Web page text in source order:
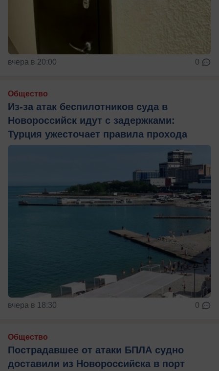
вчера в 20:00 0
Общество
Из‑за атак беспилотников суда в
Новороссийск идут с задержками:
Турция ужесточает правила прохода
вчера в 18:30 0
Общество
Пострадавшее от атаки БПЛА судно
доставили из Новороссийска в порт